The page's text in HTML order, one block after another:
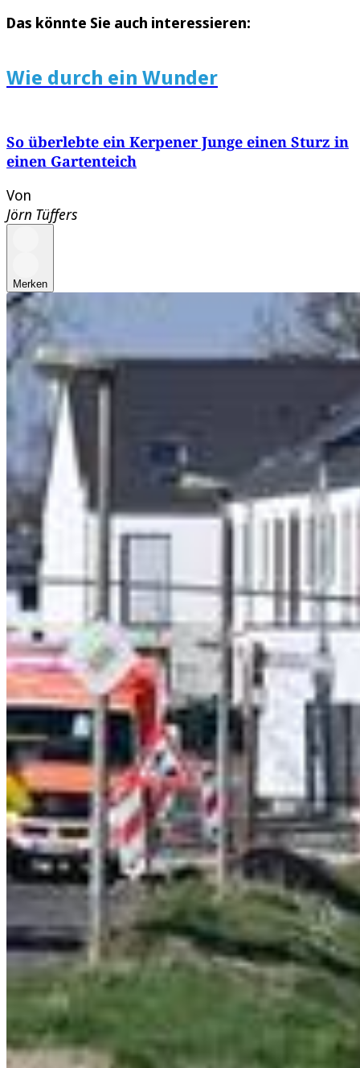
Das könnte Sie auch interessieren:
Wie durch ein Wunder
So überlebte ein Kerpener Junge einen Sturz in
einen Gartenteich
Von
Jörn Tüffers
Merken